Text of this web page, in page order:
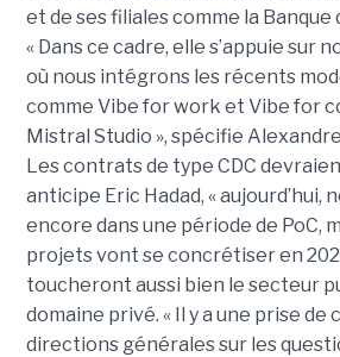
et de ses filiales comme la
« Dans ce cadre, elle s’appuie sur
où nous intégrons les récents
comme Vibe for work et Vibe for
Mistral Studio », spécifie
Les contrats de type CDC
anticipe Eric Hadad, « aujourd’hui,
encore dans une période de PoC,
projets vont se concrétiser en
toucheront aussi bien le secteur
domaine privé. « Il y a une prise de
directions générales sur les